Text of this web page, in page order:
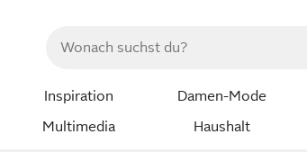
Inspiration Damen-Mode
Multimedia
Haushalt